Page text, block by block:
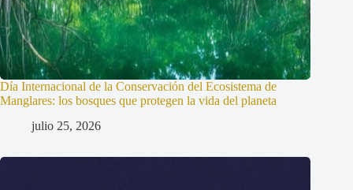
Día Internacional de la Conservación del Ecosistema de
Manglares: los bosques que protegen la vida del planeta
julio 25, 2026